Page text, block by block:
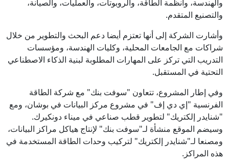
والهندسة، وأنظمة الطاقة، والروبوتات، والعمليات، والصيانة،
والتصنيع المتقدم.
وأشارت الشركة إلى أنها تعتزم أيضا دعم البحث والتطوير من خلال
شراكات مع الجامعات المحلية، وكليات الهندسة، ومؤسسات
التدريب التي تركز على المهارات المطلوبة لبنية الذكاء الاصطناعي
التحتية في المستقبل.
وفي إطار المشروع، تتعاون "سوفت بنك" مع شركة الطاقة
الفرنسية "إي دي إف" في مشروع مركز البيانات في بوشان، ومع
"شنايدر إلكتريك" لتطوير قطب صناعي في ميناء دونكيرك.
وسيضم الموقع منشأة لـ"سوفت بنك" لإنتاج هياكل مراكز البيانات،
ومصنعا لـ"شنايدر إلكتريك" لتركيب وحدات الطاقة المستخدمة في
هذه المراكز.